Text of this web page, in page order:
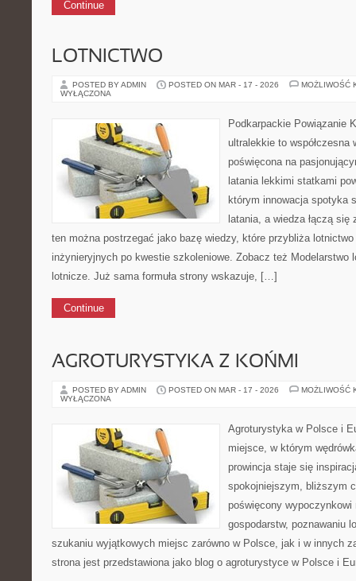
Continue
LOTNICTWO
POSTED BY ADMIN POSTED ON MAR - 17 - 2026
MOŻLIWOŚĆ
WYŁĄCZONA
Podkarpackie Powiązanie
ultralekkie to współczesna
poświęcona na
latania lekkimi statkami
którym innowacja spotyka
latania, a wiedza łączą
ten można postrzegać jako bazę wiedzy, które przybliża
inżynieryjnych po kwestie szkoleniowe. Zobacz też Modelarstwo
lotnicze. Już sama formuła strony wskazuje, […]
Continue
AGROTURYSTYKA Z KOŃMI
POSTED BY ADMIN POSTED ON MAR - 17 - 2026
MOŻLIWOŚĆ
WYŁĄCZONA
Agroturystyka w Polsce i
miejsce, w którym
prowincja staje się
spokojniejszym, bliższym
poświęcony wypoczynkowi
gospodarstw, poznawaniu
szukaniu wyjątkowych miejsc zarówno w Polsce, jak i w innych
strona jest przedstawiona jako blog o agroturystyce w Polsce i